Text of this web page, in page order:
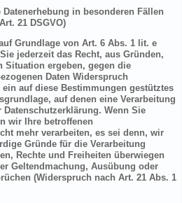
in besonderen Fällen
21 DSGVO)
Grundlage von Art. 6 Abs. 1 lit. e
jederzeit das Recht, aus Gründen,
Situation ergeben, gegen die
Daten Widerspruch
auf diese Bestimmungen gestütztes
auf denen eine Verarbeitung
Wenn Sie
wir Ihre betroffenen
mehr verarbeiten, es sei denn, wir
Gründe für die Verarbeitung
Rechte und Freiheiten überwiegen
Geltendmachung, Ausübung oder
(Widerspruch nach Art. 21 Abs. 1